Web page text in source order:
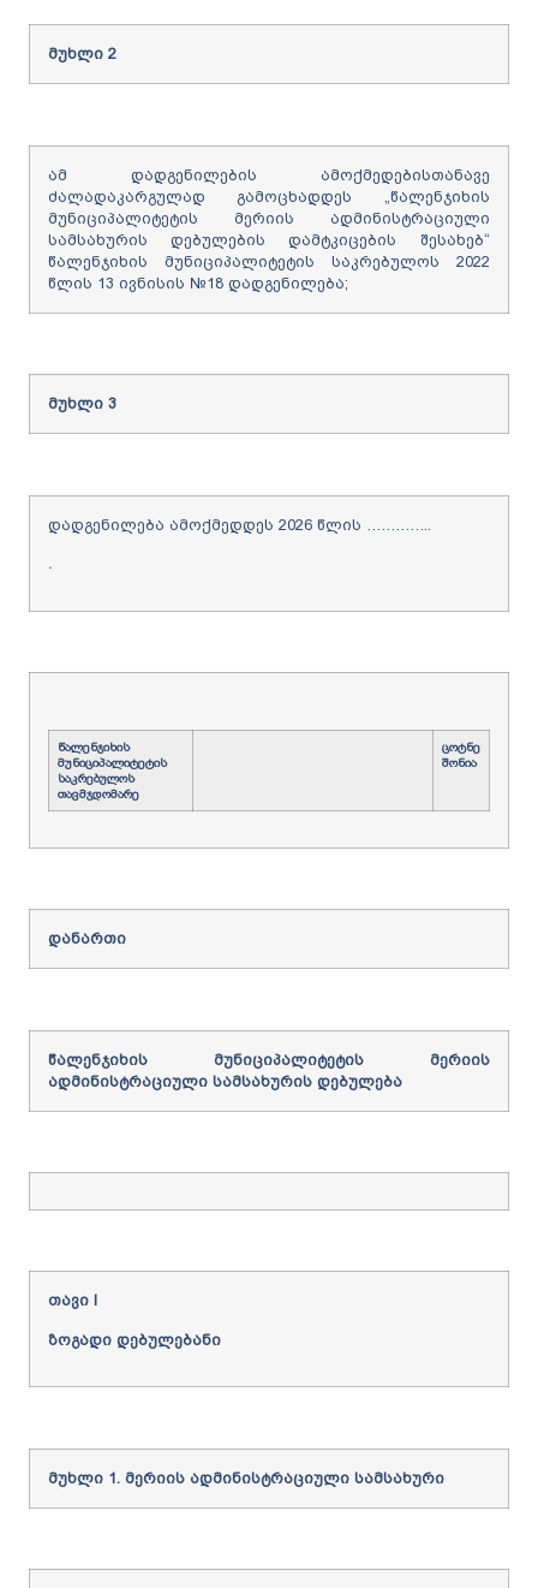
მუხლი2
ამ დადგენილების ამოქმედებისთანავე
ძალადაკარგულად გამოცხადდეს „წალენჯიხის
მუნიციპალიტეტის მერიის ადმინისტრაციული
სამსახურის დებულების დამტკიცების შესახებ“
წალენჯიხის მუნიციპალიტეტის საკრებულოს 2022
წლის 13 ივნისის №18 დადგენილება;
მუხლი3
დადგენილება ამოქმედდეს 2026 წლის …………..
.
წალენჯიხის
მუნიციპალიტეტის
საკრებულოს
თავმჯდომარე
ცოტნე
შონია
დანართი
წალენჯიხის მუნიციპალიტეტის
მერიის
ადმინისტრაციული სამსახურის დებულება
თავიI
ზოგადი დებულებანი
მუხლი1. მერიის ადმინისტრაციული სამსახური